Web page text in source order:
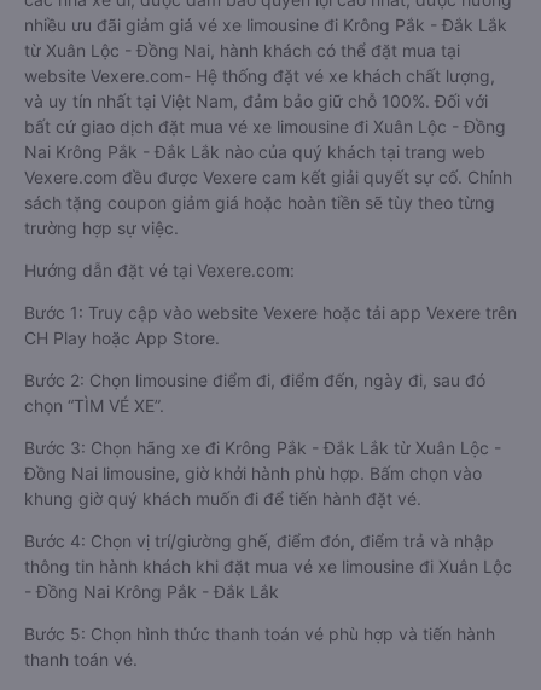
nhiều ưu đãi giảm giá vé xe limousine đi Krông Pắk - Đắk Lắk
từ Xuân Lộc - Đồng Nai, hành khách có thể đặt mua tại
website Vexere.com- Hệ thống đặt vé xe khách chất lượng,
và uy tín nhất tại Việt Nam, đảm bảo giữ chỗ 100%. Đối với
bất cứ giao dịch đặt mua vé xe limousine đi Xuân Lộc - Đồng
Nai Krông Pắk - Đắk Lắk nào của quý khách tại trang web
Vexere.com đều được Vexere cam kết giải quyết sự cố. Chính
sách tặng coupon giảm giá hoặc hoàn tiền sẽ tùy theo từng
trường hợp sự việc.
Hướng dẫn đặt vé tại Vexere.com:
Bước 1: Truy cập vào website Vexere hoặc tải app Vexere trên
CH Play hoặc App Store.
Bước 2: Chọn limousine điểm đi, điểm đến, ngày đi, sau đó
chọn “TÌM VÉ XE”.
Bước 3: Chọn hãng xe đi Krông Pắk - Đắk Lắk từ Xuân Lộc -
Đồng Nai limousine, giờ khởi hành phù hợp. Bấm chọn vào
khung giờ quý khách muốn đi để tiến hành đặt vé.
Bước 4: Chọn vị trí/giường ghế, điểm đón, điểm trả và nhập
thông tin hành khách khi đặt mua vé xe limousine đi Xuân Lộc
- Đồng Nai Krông Pắk - Đắk Lắk
Bước 5: Chọn hình thức thanh toán vé phù hợp và tiến hành
thanh toán vé.